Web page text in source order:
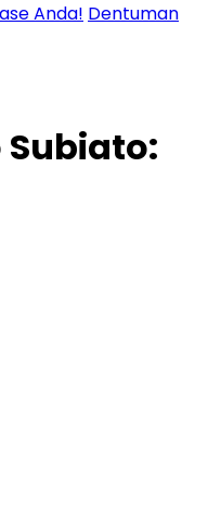
Anda! Dentuman
Subiato: